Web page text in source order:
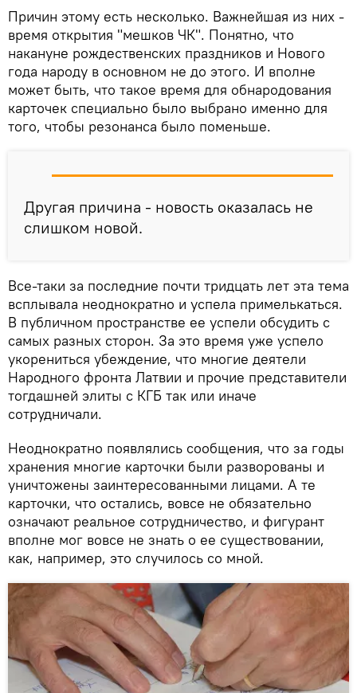
Причин этому есть несколько. Важнейшая из них -
время открытия "мешков ЧК". Понятно, что
накануне рождественских праздников и Нового
года народу в основном не до этого. И вполне
может быть, что такое время для обнародования
карточек специально было выбрано именно для
того, чтобы резонанса было поменьше.
Другая причина - новость оказалась не
слишком новой.
Все-таки за последние почти тридцать лет эта тема
всплывала неоднократно и успела примелькаться.
В публичном пространстве ее успели обсудить с
самых разных сторон. За это время уже успело
укорениться убеждение, что многие деятели
Народного фронта Латвии и прочие представители
тогдашней элиты с КГБ так или иначе
сотрудничали.
Неоднократно появлялись сообщения, что за годы
хранения многие карточки были разворованы и
уничтожены заинтересованными лицами. А те
карточки, что остались, вовсе не обязательно
означают реальное сотрудничество, и фигурант
вполне мог вовсе не знать о ее существовании,
как, например, это случилось со мной.